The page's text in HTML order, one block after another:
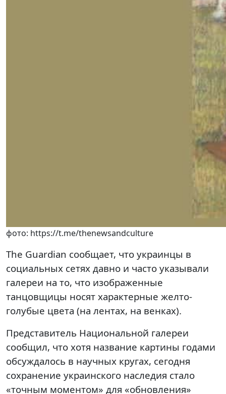
фото: https://t.me/thenewsandculture
The Guardian сообщает, что украинцы в
социальных сетях давно и часто указывали
галереи на то, что изображенные
танцовщицы носят характерные желто-
голубые цвета (на лентах, на венках).
Представитель Национальной галереи
сообщил, что хотя название картины годами
обсуждалось в научных кругах, сегодня
сохранение украинского наследия стало
«точным моментом» для «обновления»